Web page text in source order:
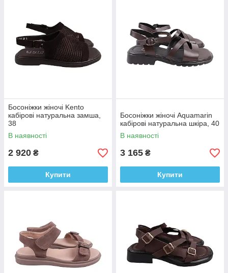
Босоніжки жіночі Kento
кабірові натуральна замша,
38
В наявності
2 920 ₴
Купити
Босоніжки жіночі Aquamarin
кабірові натуральна шкіра, 40
В наявності
3 165 ₴
Купити